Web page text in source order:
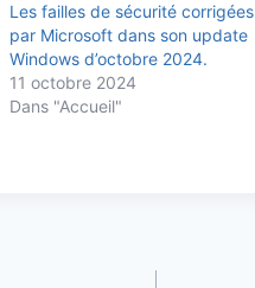
Les failles de sécurité corrigées
par Microsoft dans son update
Windows d’octobre 2024.
11 octobre 2024
Dans "Accueil"